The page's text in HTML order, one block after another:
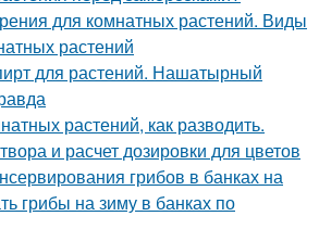
для комнатных растений. Виды
растений
для растений. Нашатырный
растений, как разводить.
и расчет дозировки для цветов
грибов в банках на
грибы на зиму в банках по